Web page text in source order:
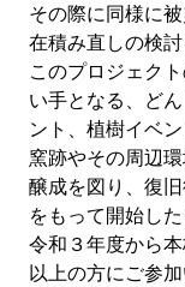
その際に同様に
在積み直しの検
このプロジェク
い手となる、ど
ント、植樹イベ
窯跡やその周辺
醸成を図り、復
をもって開始した
令和３年度から
以上の方にご参加